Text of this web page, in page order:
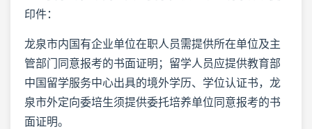
印件：
龙泉市内国有企业单位在职人员需提供所在单位及主
管部门同意报考的书面证明；留学人员应提供教育部
中国留学服务中心出具的境外学历、学位认证书，龙
泉市外定向委培生须提供委托培养单位同意报考的书
面证明。